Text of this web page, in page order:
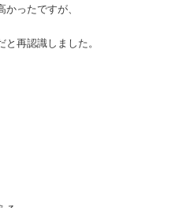
ったですが、
再認識しました。